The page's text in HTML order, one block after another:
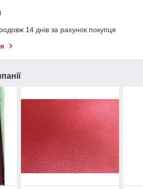
14 днів за рахунок покупця